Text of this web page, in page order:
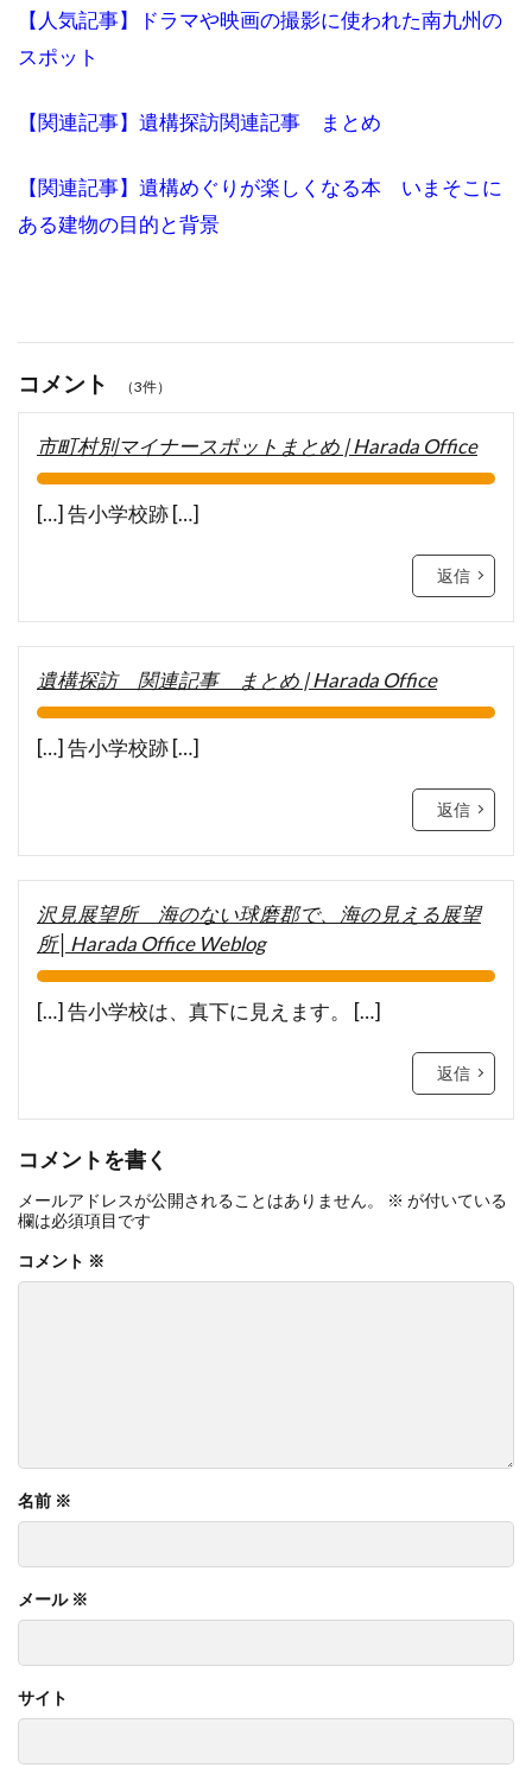
【人気記事】ドラマや映画の撮影に使われた南九州の
スポット
【関連記事】遺構探訪関連記事 まとめ
【関連記事】遺構めぐりが楽しくなる本 いまそこに
ある建物の目的と背景
コメント （3件）
市町村別マイナースポットまとめ | Harada Office
[…] 告小学校跡 […]
返信
遺構探訪 関連記事 まとめ | Harada Office
[…] 告小学校跡 […]
返信
沢見展望所 海のない球磨郡で、海の見える展望
所│Harada Office Weblog
[…] 告小学校は、真下に見えます。 […]
返信
コメントを書く
メールアドレスが公開されることはありません。 ※ が付いている
欄は必須項目です
コメント ※
名前 ※
メール ※
サイト